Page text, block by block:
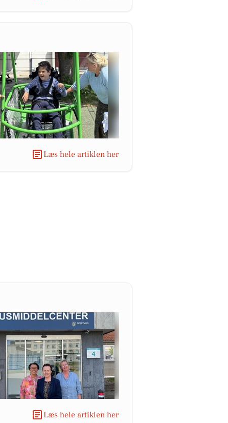
Læs hele artiklen her
Læs hele artiklen her